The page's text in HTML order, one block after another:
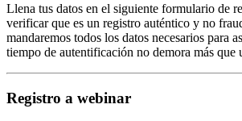
Llena tus datos en el siguiente formulario de
verificar que es un registro auténtico y no
mandaremos todos los datos necesarios para
tiempo de autentificación no demora más que
Registro a webinar